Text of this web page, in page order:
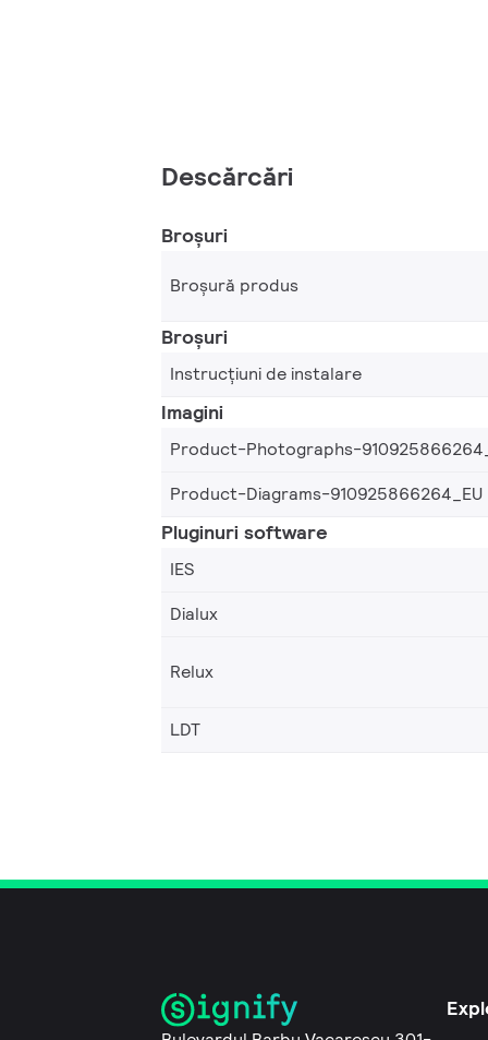
Descărcări
Broșuri
Broșură produs
Broșuri
Instrucțiuni de instalare
Imagini
Product-Photographs-
Product-Diagrams-910925866264_EU
Pluginuri software
IES
Dialux
Relux
LDT